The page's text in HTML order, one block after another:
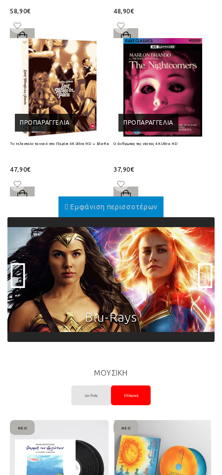
58,90€ 48,90€
ΠΡΟΠΑΡΑΓΓΕΛΊΑ
Το τελευταίο τανγκό στο Παρίσι 4K Ultra HD + Blu-Ray
47,90€
ΠΡΟΠΑΡΑΓΓΕΛΊΑ
Ο άνθρωπος της νύχτας 4K Ultra HD
37,90€
ΜΟΥΣΙΚΗ
Διεθνής Ελληνική
ΝΈΟ ΝΈΟ